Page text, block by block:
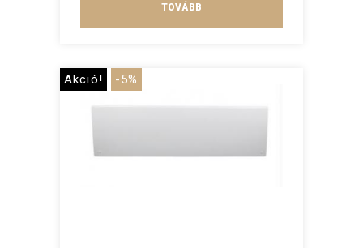
TOVÁBB
Akció! -5%